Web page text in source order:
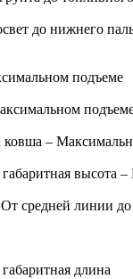
до нижнего
подъеме
ковша –
высота
средней линии до
длина